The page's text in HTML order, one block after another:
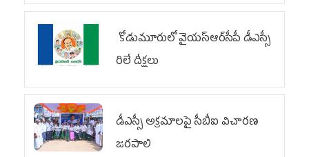
కోడుమూరులో వైయ‌స్ఆర్‌సీపీ డీఎస్సీ
రిలే దీక్షలు
డీఎస్సీ అక్రమాలపై సీబీఐ విచారణ
జరపాలి